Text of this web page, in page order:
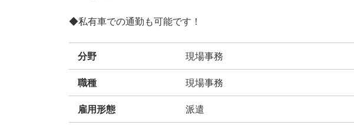
◆私有車での通勤も可能です！
分野 現場事務
職種 現場事務
雇用形態 派遣